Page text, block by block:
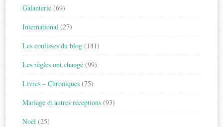
Galanterie (69)
International (27)
Les coulisses du blog (141)
Les règles ont changé (99)
Livres – Chroniques (75)
Mariage et autres réceptions (93)
Noël (25)